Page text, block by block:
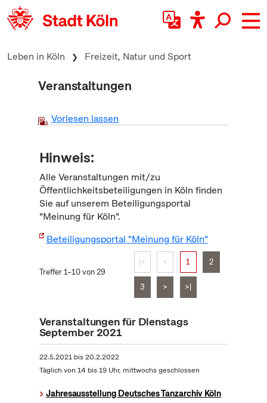
zum Inhalt springen
Leben in Köln Freizeit, Natur und Sport
Veranstaltungen
Vorlesen lassen
Hinweis:
Alle Veranstaltungen mit/zu
Öffentlichkeitsbeteiligungen in Köln finden
Sie auf unserem Beteiligungsportal
"Meinung für Köln".
Beteiligungsportal "Meinung für Köln"
Treffer 1–10 von 29
|< < 1 2
3 > >|
Veranstaltungen für Dienstags
September 2021
22.5.2021bis20.2.2022
Täglich von 14 bis 19 Uhr, mittwochs geschlossen
Jahresausstellung Deutsches Tanzarchiv Köln